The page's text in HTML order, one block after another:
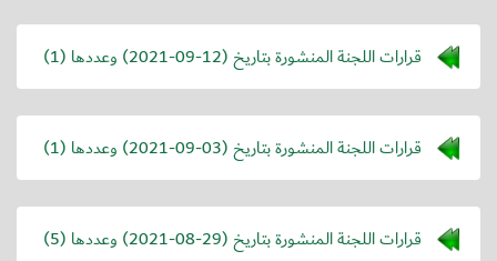
قرارات اللجنة المنشورة بتاريخ (2021-09-12) وعددها (1)
قرارات اللجنة المنشورة بتاريخ (2021-09-03) وعددها (1)
قرارات اللجنة المنشورة بتاريخ (2021-08-29) وعددها (5)